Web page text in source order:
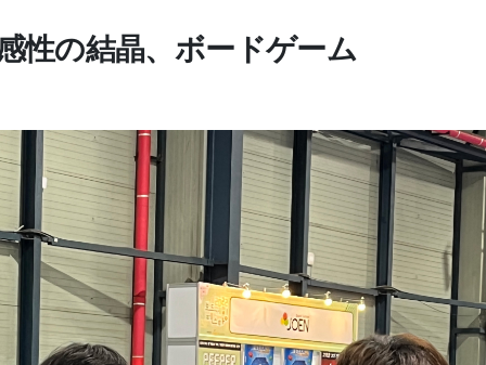
性の結晶、ボードゲーム